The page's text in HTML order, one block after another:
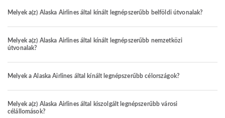
Melyek a(z) Alaska Airlines által kínált legnépszerűbb belföldi útvonalak?
Melyek a(z) Alaska Airlines által kínált legnépszerűbb nemzetközi
útvonalak?
Melyek a Alaska Airlines által kínált legnépszerűbb célországok?
Melyek a(z) Alaska Airlines által kiszolgált legnépszerűbb városi
célállomások?